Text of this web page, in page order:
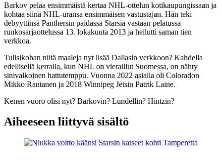
Barkov pelaa ensimmäistä kertaa NHL-ottelun kotikaupungissaan ja
kohtaa siinä NHL-uransa ensimmäisen vastustajan. Hän teki
debyyttinsä Panthersin paidassa Starsia vastaan pelatussa
runkosarjaottelussa 13. lokakuuta 2013 ja heilutti saman tien
verkkoa.
Tulisikohan niitä maaleja nyt lisää Dallasin verkkoon? Kahdella
edellisellä kerralla, kun NHL on vieraillut Suomessa, on nähty
sinivalkoinen hattutemppu. Vuonna 2022 asialla oli Coloradon
Mikko Rantanen ja 2018 Winnipeg Jetsin Patrik Laine.
Kenen vuoro olisi nyt? Barkovin? Lundellin? Hintzin?
Aiheeseen liittyvä sisältö